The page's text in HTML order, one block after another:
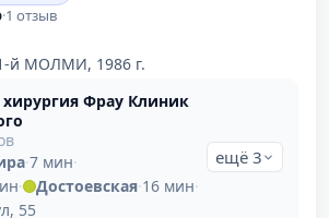
·1 отзыв
й МОЛМИ, 1986 г.
хирургия Фрау Клиник
·7 мин·
· Достоевская·16 мин·
55
ещё 3